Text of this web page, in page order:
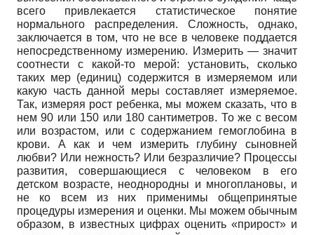
всего привлекается статистическое понятие
нормального распределения. Сложность, однако,
заключается в том, что не все в человеке поддается
непосредственному измерению. Измерить — значит
соотнести с какой-то мерой: установить, сколько
таких мер (единиц) содержится в измеряемом или
какую часть данной меры составляет измеряемое.
Так, измеряя рост ребенка, мы можем сказать, что в
нем 90 или 150 или 180 сантиметров. То же с весом
или возрастом, или с содержанием гемоглобина в
крови. А как и чем измерить глубину сыновней
любви? Или нежность? Или безразличие? Процессы
развития, совершающиеся с человеком в его
детском возрасте, неоднородны и многоплановы, и
не ко всем из них применимы общепринятые
процедуры измерения и оценки. Мы можем обычным
образом, в известных цифрах оценить «прирост» и